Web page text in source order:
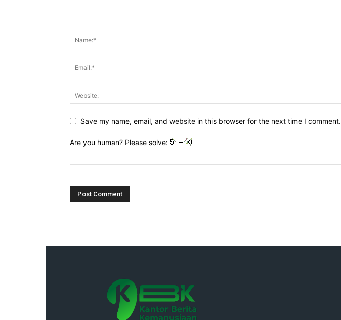
Save my name, email, and website in this browser for the next time I comment.
Are you human? Please solve: